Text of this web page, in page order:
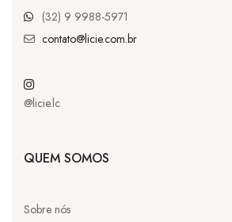
(32) 9 9988-5971
contato@licie.com.br
@licie.lc
QUEM SOMOS
Sobre nós